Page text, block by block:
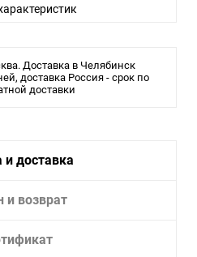
Потолочный светильник,
Доставка в Челябинск
доставка Россия - срок по
доставки
и доставка
и возврат